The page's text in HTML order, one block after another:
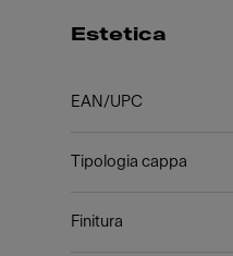
Estetica
EAN/UPC
Tipologia cappa
Finitura